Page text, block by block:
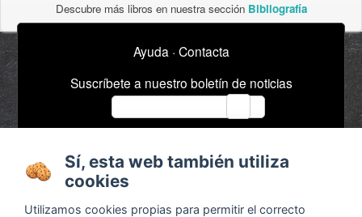
Descubre más libros en nuestra sección Bibliografía
Ayuda· Contacta
Suscríbete a nuestro boletín de noticias
Acerca de
Términos y
Anuncios / Empleo
Sí, esta web también utiliza
cookies
Utilizamos cookies propias para permitir el correcto